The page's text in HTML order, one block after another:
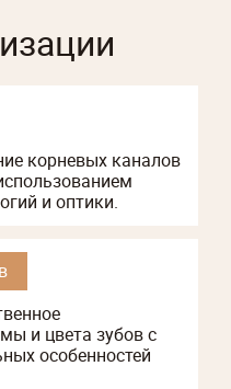
корневых каналов
и оптики.
и цвета зубов с
особенностей